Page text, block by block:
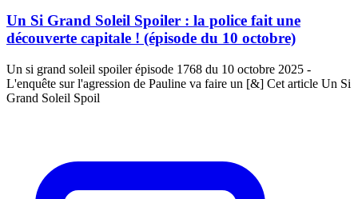
Un Si Grand Soleil Spoiler : la police fait une
découverte capitale ! (épisode du 10 octobre)
Un si grand soleil spoiler épisode 1768 du 10 octobre 2025 -
L'enquête sur l'agression de Pauline va faire un [&] Cet article Un Si
Grand Soleil Spoil